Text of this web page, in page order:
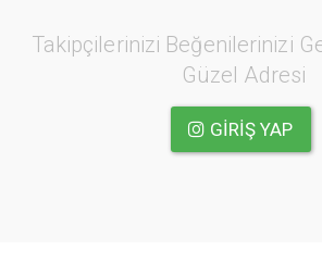
Takipçilerinizi Beğenilerinizi
Güzel Adresi
GIRIŞ YAP